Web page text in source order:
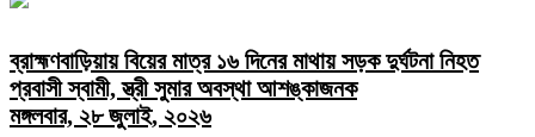
ব্রাহ্মণবাড়িয়ায় বিয়ের মাত্র ১৬ দিনের মাথায় সড়ক দুর্ঘটনা নিহত
প্রবাসী স্বামী, স্ত্রী সুমার অবস্থা আশঙ্কাজনক
মঙ্গলবার, ২৮ জুলাই, ২০২৬